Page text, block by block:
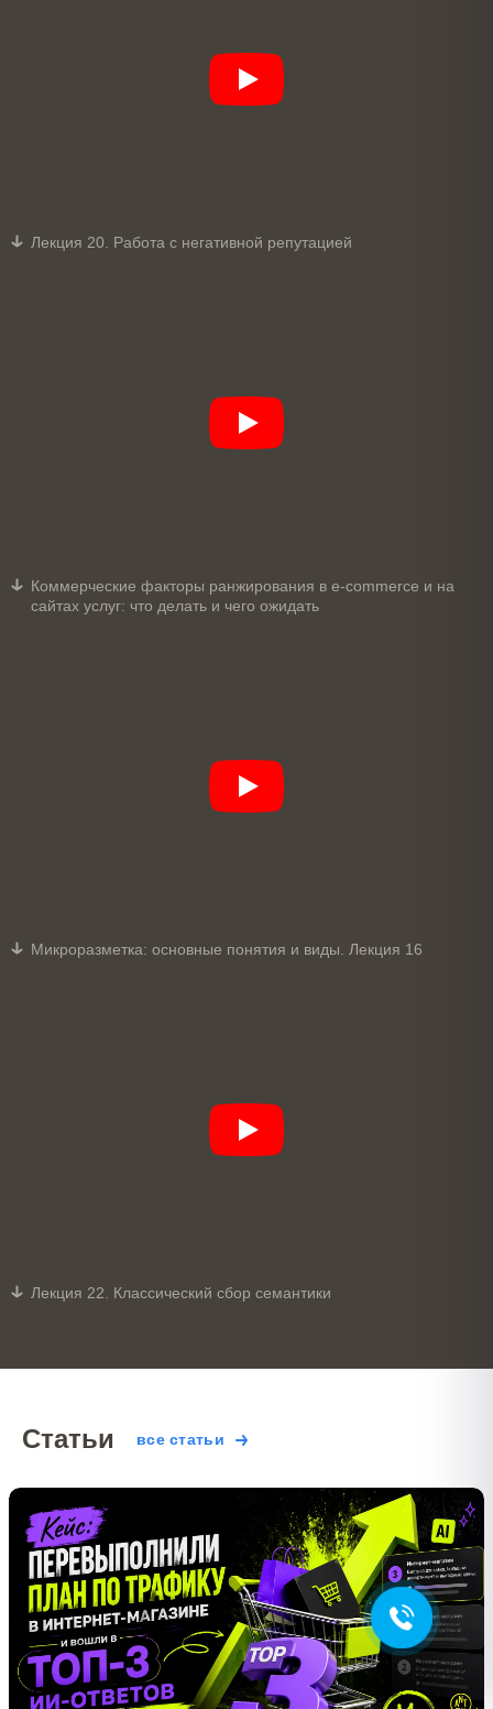
Лекция 20. Работа с негативной репутацией
Коммерческие факторы ранжирования в e-commerce и на
сайтах услуг: что делать и чего ожидать
Микроразметка: основные понятия и виды. Лекция 16
Лекция 22. Классический сбор семантики
Статьи все статьи